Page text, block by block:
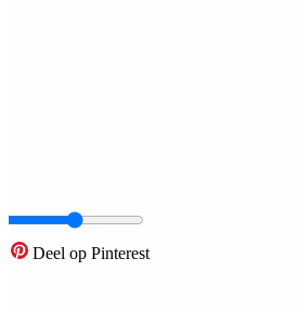
Deel op Pinterest